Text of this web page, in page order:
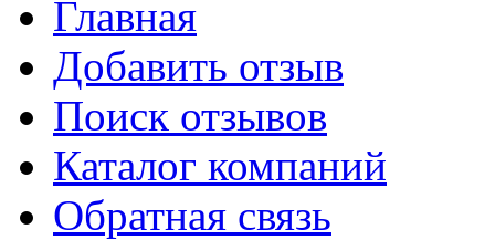
Главная
Добавить отзыв
Поиск отзывов
Каталог компаний
Обратная связь